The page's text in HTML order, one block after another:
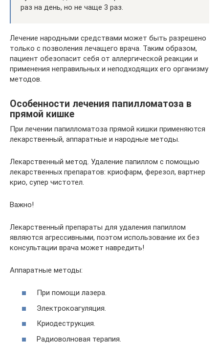
раз на день, но не чаще 3 раз.
Лечение народными средствами может быть разрешено
только с позволения лечащего врача. Таким образом,
пациент обезопасит себя от аллергической реакции и
применения неправильных и неподходящих его организму
методов.
Особенности лечения папилломатоза в
прямой кишке
При лечении папилломатоза прямой кишки применяются
лекарственный, аппаратные и народные методы.
Лекарственный метод. Удаление папиллом с помощью
лекарственных препаратов: криофарм, ферезол, вартнер
крио, супер чистотел.
Важно!
Лекарственный препараты для удаления папиллом
являются агрессивными, поэтом использование их без
консультации врача может навредить!
Аппаратные методы:
При помощи лазера.
Электрокоагуляция.
Криодеструкция.
Радиоволновая терапия.